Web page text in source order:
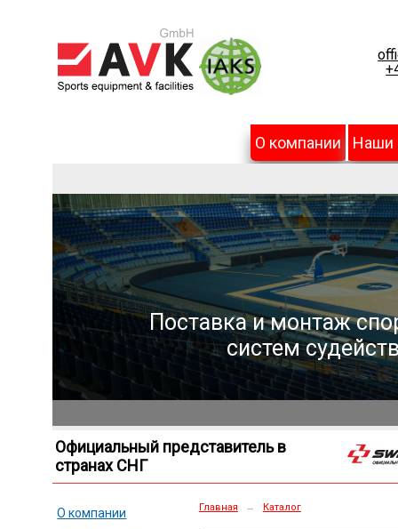
О компании Наши
Поставка и монтаж
систем
Официальный представитель в
странах СНГ
О компании
Главная → Каталог